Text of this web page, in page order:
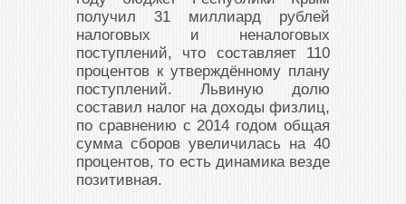
получил 31 миллиард рублей
налоговых и неналоговых
поступлений, что составляет 110
процентов к утверждённому плану
поступлений. Львиную долю
составил налог на доходы физлиц,
по сравнению с 2014 годом общая
сумма сборов увеличилась на 40
процентов, то есть динамика везде
позитивная.